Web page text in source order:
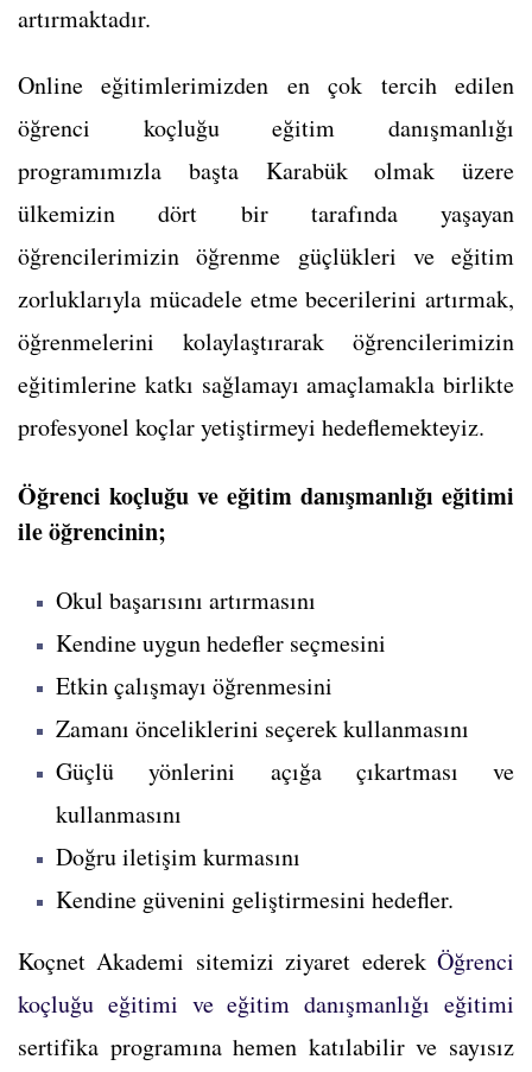
artırmaktadır.
Online eğitimlerimizden en çok tercih edilen
öğrenci koçluğu eğitim danışmanlığı
programımızla başta Karabük olmak üzere
ülkemizin dört bir tarafında yaşayan
öğrencilerimizin öğrenme güçlükleri ve eğitim
zorluklarıyla mücadele etme becerilerini artırmak,
öğrenmelerini kolaylaştırarak öğrencilerimizin
eğitimlerine katkı sağlamayı amaçlamakla birlikte
profesyonel koçlar yetiştirmeyi hedeflemekteyiz.
Öğrenci koçluğu ve eğitim danışmanlığı eğitimi
ile öğrencinin;
Okul başarısını artırmasını
Kendine uygun hedefler seçmesini
Etkin çalışmayı öğrenmesini
Zamanı önceliklerini seçerek kullanmasını
Güçlü yönlerini açığa çıkartması ve
kullanmasını
Doğru iletişim kurmasını
Kendine güvenini geliştirmesini hedefler.
Koçnet Akademi sitemizi ziyaret ederek Öğrenci
koçluğu eğitimi ve eğitim danışmanlığı eğitimi
sertifika programına hemen katılabilir ve sayısız